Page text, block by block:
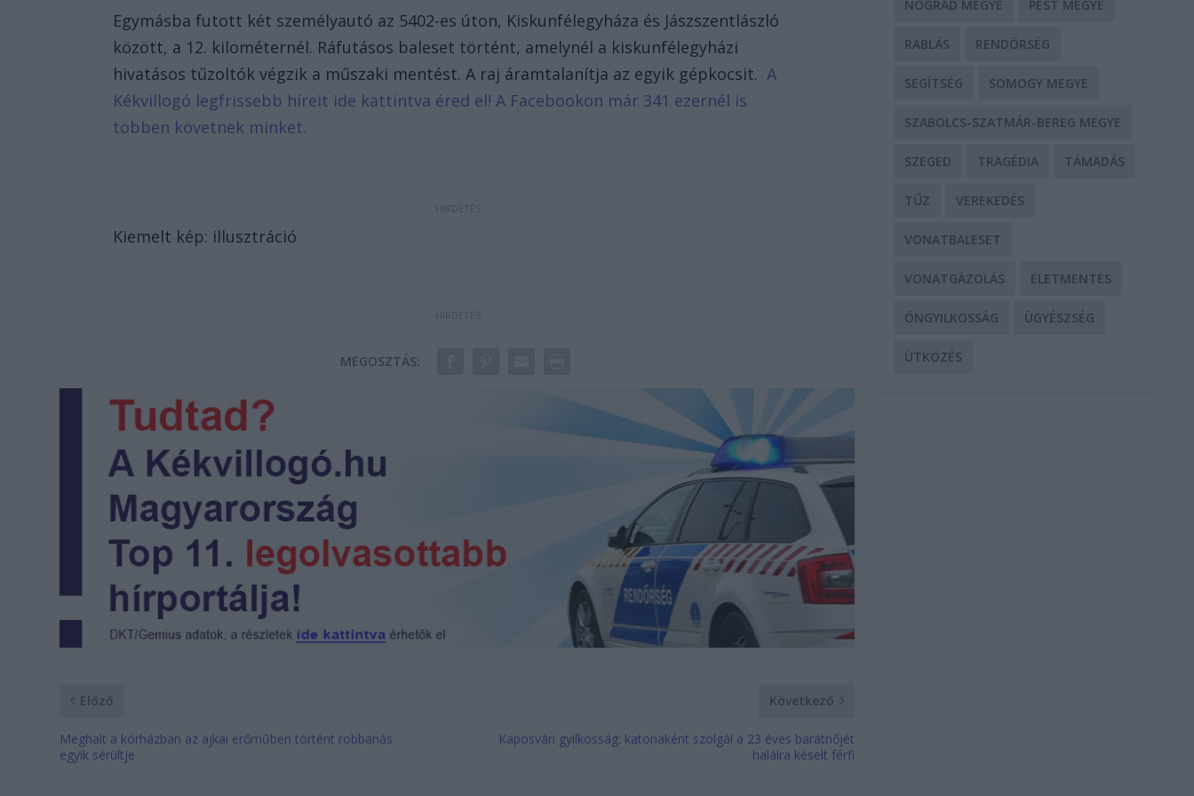
Egymásba futott két személyautó az 5402-es úton, Kiskunfélegyháza és Jászszentlászló
között, a 12. kilométernél. Ráfutásos baleset történt, amelynél a kiskunfélegyházi
hivatásos tűzoltók végzik a műszaki mentést. A raj áramtalanítja az egyik gépkocsit.A
Kékvillogó legfrissebb híreit ide kattintva éred el! A Facebookon már 341 ezernél is
többen követnek minket.
Kiemelt kép: illusztráció
MEGOSZTÁS:
Előző
Meghalt a kórházban az ajkai erőműben történt robbanás
egyik sérültje
Következő
Kaposvári gyilkosság: katonaként szolgál a 23 éves barátnőjét
halálra késelt férfi
NÓGRÁD MEGYE PEST MEGYE
RABLÁS RENDŐRSÉG
SEGÍTSÉG SOMOGY MEGYE
SZABOLCS-SZATMÁR-BEREG MEGYE
SZEGED TRAGÉDIA TÁMADÁS
TŰZ VEREKEDÉS
VONATBALESET
VONATGÁZOLÁS ÉLETMENTÉS
ÖNGYILKOSSÁG ÜGYÉSZSÉG
ÜTKÖZÉS